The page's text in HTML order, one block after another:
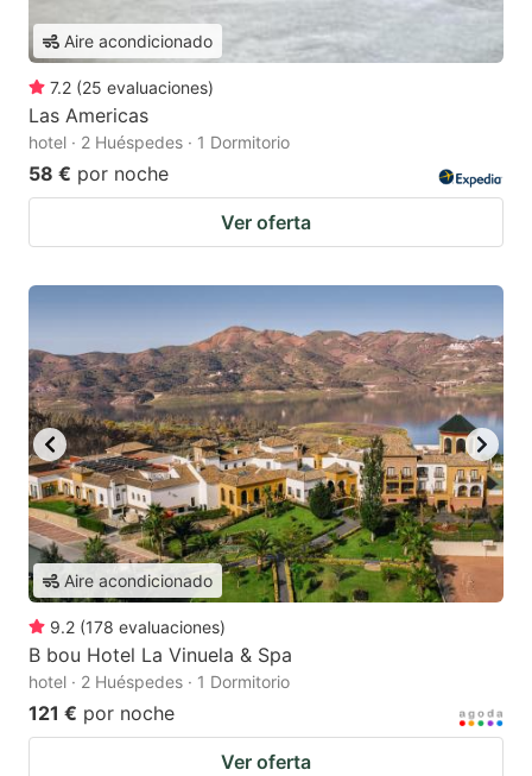
Aire acondicionado
7.2 (25 evaluaciones)
Las Americas
hotel · 2 Huéspedes · 1 Dormitorio
58 € por noche
Ver oferta
Aire acondicionado
9.2 (178 evaluaciones)
B bou Hotel La Vinuela & Spa
hotel · 2 Huéspedes · 1 Dormitorio
121 € por noche
Ver oferta